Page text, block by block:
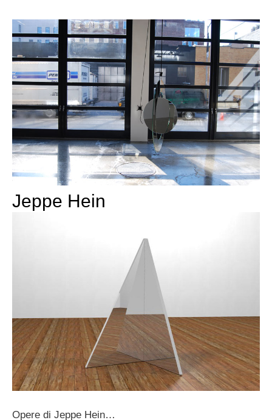
Jeppe Hein
Opere di Jeppe Hein…